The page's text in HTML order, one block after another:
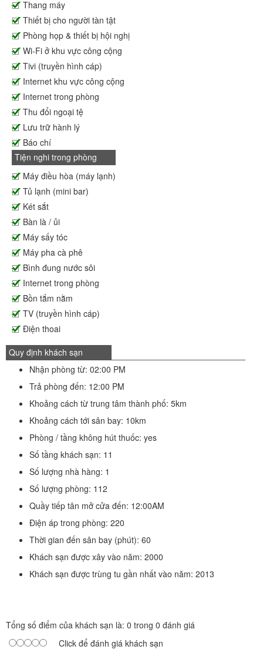
Thang máy
Thiết bị cho người tàn tật
Phòng họp & thiết bị hội nghị
Wi-Fi ở khu vực công cộng
Tivi (truyền hình cáp)
Internet khu vực công cộng
Internet trong phòng
Thu đổi ngoại tệ
Lưu trữ hành lý
Báo chí
Tiện nghi trong phòng
Máy điều hòa (máy lạnh)
Tủ lạnh (mini bar)
Két sắt
Bàn là / ủi
Máy sấy tóc
Máy pha cà phê
Bình đung nước sôi
Internet trong phòng
Bồn tắm nằm
TV (truyền hình cáp)
Điện thoai
Quy định khách sạn
Nhận phòng từ: 02:00 PM
Trả phòng đến: 12:00 PM
Khoảng cách từ trung tâm thành phố: 5km
Khoảng cách tới sân bay: 10km
Phòng / tầng không hút thuốc: yes
Số tầng khách sạn: 11
Số lượng nhà hàng: 1
Số lượng phòng: 112
Quầy tiếp tân mở cửa đến: 12:00AM
Điện áp trong phòng: 220
Thời gian đến sân bay (phút): 60
Khách sạn được xây vào năm: 2000
Khách sạn được trùng tu gần nhất vào năm: 2013
Tổng số điểm của khách sạn là: 0 trong 0 đánh giá
Click để đánh giá khách sạn